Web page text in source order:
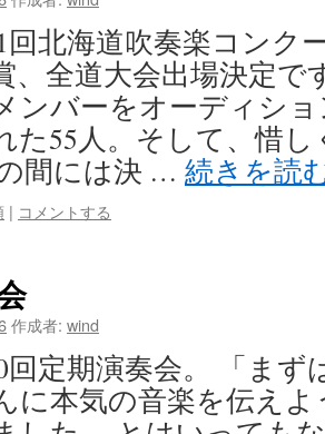
回北海道吹奏楽コンク
、全道大会出場決定で
ンバーをオーディシ
た55人。そして、惜
間には決 … 続きを読
| コメントする
作成者: wind
回定期演奏会。 「ま
に本気の音楽を伝え